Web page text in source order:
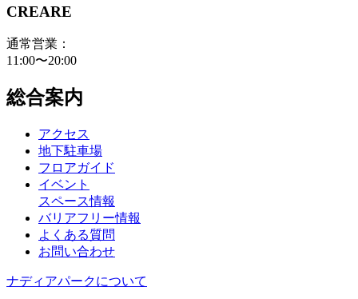
CREARE
通常営業：
11:00〜20:00
総合案内
アクセス
地下駐車場
フロアガイド
イベント
スペース情報
バリアフリー情報
よくある質問
お問い合わせ
ナディアパークについて